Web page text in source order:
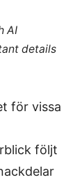
AI
details
för vissa
följt